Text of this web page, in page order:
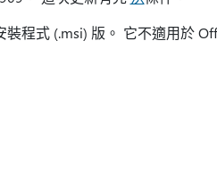
程式 (.msi) 版。 它不適用於